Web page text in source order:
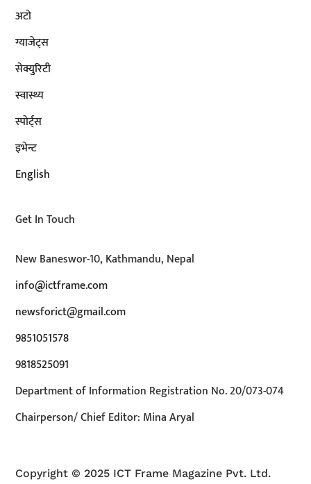
अटाे
ग्याजेट्स
सेक्युरिटी
स्वास्थ्य
स्पोर्ट्स
इभेन्ट
English
Get In Touch
New Baneswor-10, Kathmandu, Nepal
info@ictframe.com
newsforict@gmail.com
9851051578
9818525091
Department of Information Registration No. 20/073-074
Chairperson/ Chief Editor: Mina Aryal
Copyright © 2025 ICT Frame Magazine Pvt. Ltd.